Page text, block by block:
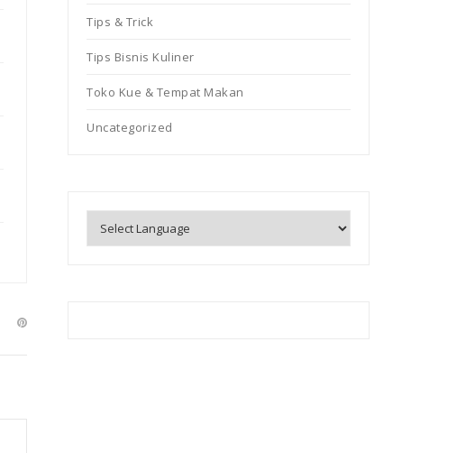
Tips & Trick
Tips Bisnis Kuliner
Toko Kue & Tempat Makan
Uncategorized